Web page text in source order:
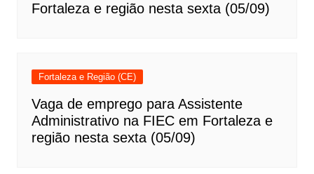
Fortaleza e região nesta sexta (05/09)
Fortaleza e Região (CE)
Vaga de emprego para Assistente
Administrativo na FIEC em Fortaleza e
região nesta sexta (05/09)